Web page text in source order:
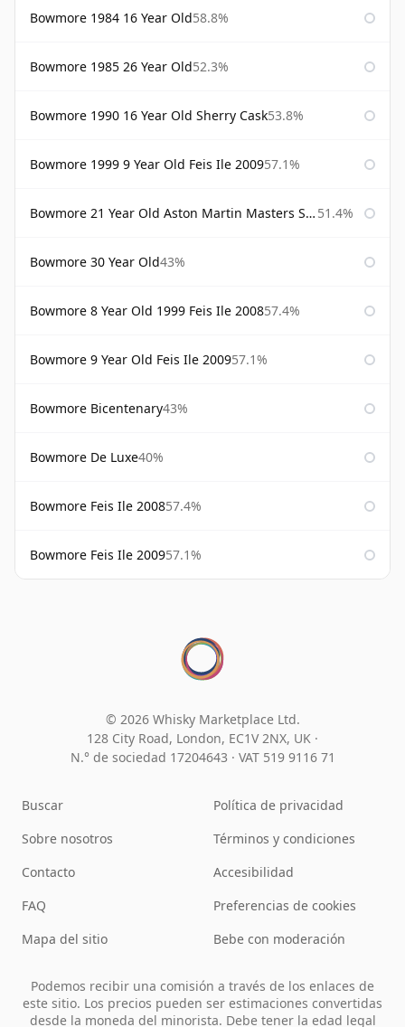
Bowmore 1984 16 Year Old58.8%
Bowmore 1985 26 Year Old52.3%
Bowmore 1990 16 Year Old Sherry Cask53.8%
Bowmore 1999 9 Year Old Feis Ile 200957.1%
Bowmore 21 Year Old Aston Martin Masters Selection 2024 51.4%
Bowmore 30 Year Old43%
Bowmore 8 Year Old 1999 Feis Ile 200857.4%
Bowmore 9 Year Old Feis Ile 200957.1%
Bowmore Bicentenary43%
Bowmore De Luxe40%
Bowmore Feis Ile 200857.4%
Bowmore Feis Ile 200957.1%
© 2026 Whisky Marketplace Ltd.
128 City Road, London, EC1V 2NX, UK ·
N.° de sociedad 17204643 · VAT 519 9116 71
Buscar
Sobre nosotros
Contacto
FAQ
Mapa del sitio
Política de privacidad
Términos y condiciones
Accesibilidad
Preferencias de cookies
Bebe con moderación
Podemos recibir una comisión a través de los enlaces de
este sitio. Los precios pueden ser estimaciones convertidas
desde la moneda del minorista. Debe tener la edad legal